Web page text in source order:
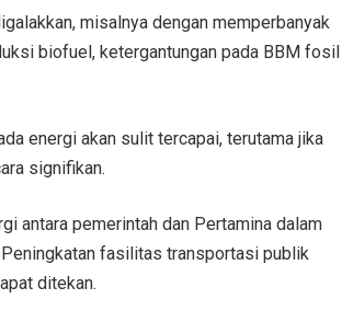
misalnya dengan memperbanyak
biofuel, ketergantungan pada BBM fosil
energi akan sulit tercapai, terutama jika
signifikan.
antara pemerintah dan Pertamina dalam
fasilitas transportasi publik
ditekan.